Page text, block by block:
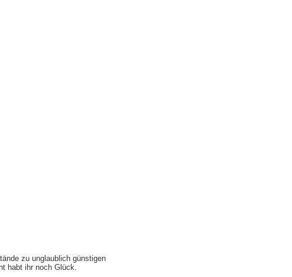
zu unglaublich günstigen
habt ihr noch Glück.